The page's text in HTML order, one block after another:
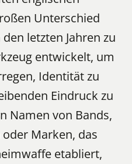
Unterschied
letzten Jahren zu
entwickelt, um
Identität zu
Eindruck zu
Namen von Bands,
Marken, das
etabliert,